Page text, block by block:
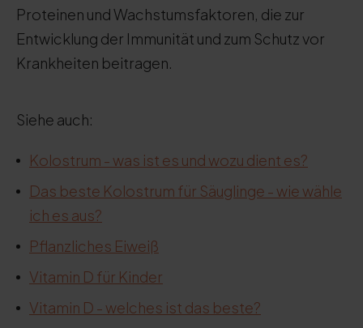
Proteinen und Wachstumsfaktoren, die zur
Entwicklung der Immunität und zum Schutz vor
Krankheiten beitragen.
Siehe auch:
Kolostrum - was ist es und wozu dient es?
Das beste Kolostrum für Säuglinge - wie wähle
ich es aus?
Pflanzliches Eiweiß
Vitamin D für Kinder
Vitamin D - welches ist das beste?